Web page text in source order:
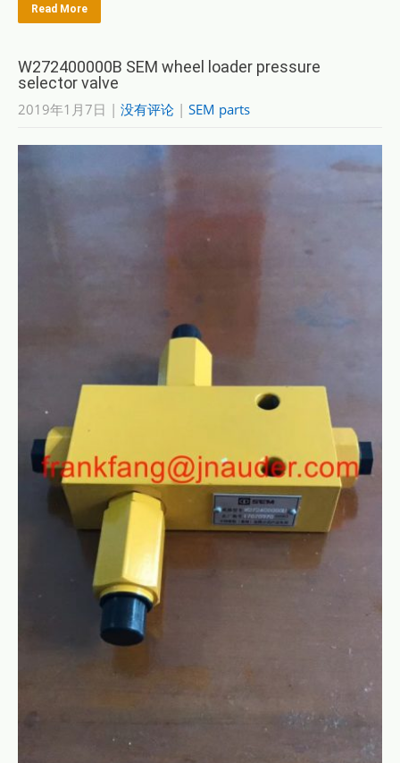
Read More
W272400000B SEM wheel loader pressure
selector valve
2019年1月7日 | 没有评论 | SEM parts